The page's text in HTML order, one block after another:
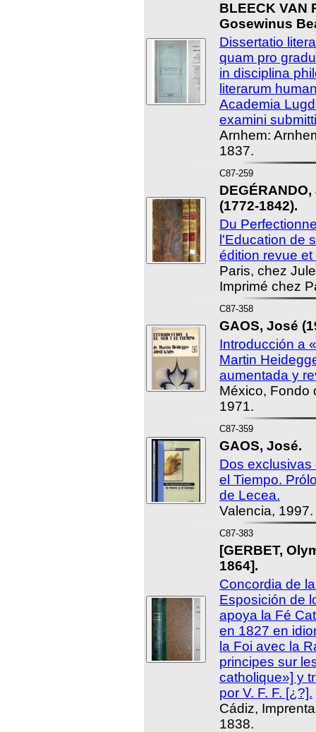
BLEECK VAN
Gosewinus
Dissertatio
quam pro
in disciplina
literarum
Academia
examini
Arnhem:
1837.
C87-259
(1772-1842).
Du
l'Education de
édition revue et
Paris, chez
Imprimé chez
C87-358
GAOS, José
Introducción a
Martin
aumentada y
México, Fondo
1971.
C87-359
GAOS, José.
Dos exclusivas
el Tiempo.
de Lecea.
Valencia, 1997.
C87-383
[GERBET,
1864].
Concordia de
Esposición de
apoya la Fé
en 1827 en
la Foi avec la
principes sur
catholique»] y
por V. F. F. [¿?].
Cádiz,
1838.